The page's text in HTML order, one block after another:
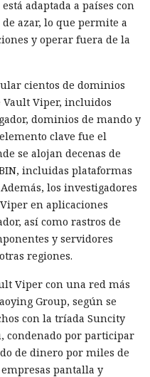
adaptada a países con
azar, lo que permite a
y operar fuera de la
cientos de dominios
Viper, incluidos
dominios de mando y
clave fue el
se alojan decenas de
incluidas plataformas
los investigadores
en aplicaciones
así como rastros de
y servidores
regiones.
Viper con una red más
Group, según se
con la tríada Suncity
condenado por participar
de dinero por miles de
pantalla y